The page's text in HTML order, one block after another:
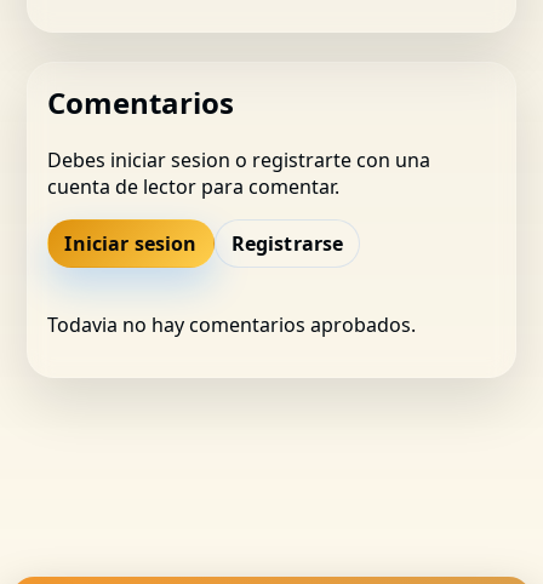
Comentarios
Debes iniciar sesion o registrarte con una
cuenta de lector para comentar.
Iniciar sesion Registrarse
Todavia no hay comentarios aprobados.